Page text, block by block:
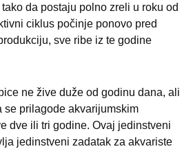
da postaju polno zreli u roku od
ciklus počinje ponovo pred
sve ribe iz te godine
ne žive duže od godinu dana, ali
se prilagode akvarijumskim
dve ili tri godine. Ovaj jedinstveni
jedinstveni zadatak za akvariste